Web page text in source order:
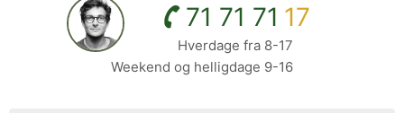
71 71 71 17
Hverdage fra 8-17
Weekend og helligdage 9-16